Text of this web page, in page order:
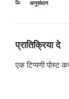
श्रेणियाँ
अनुसंधान
प्रातिक्रिया दे
एक टिप्पणी पोस्ट